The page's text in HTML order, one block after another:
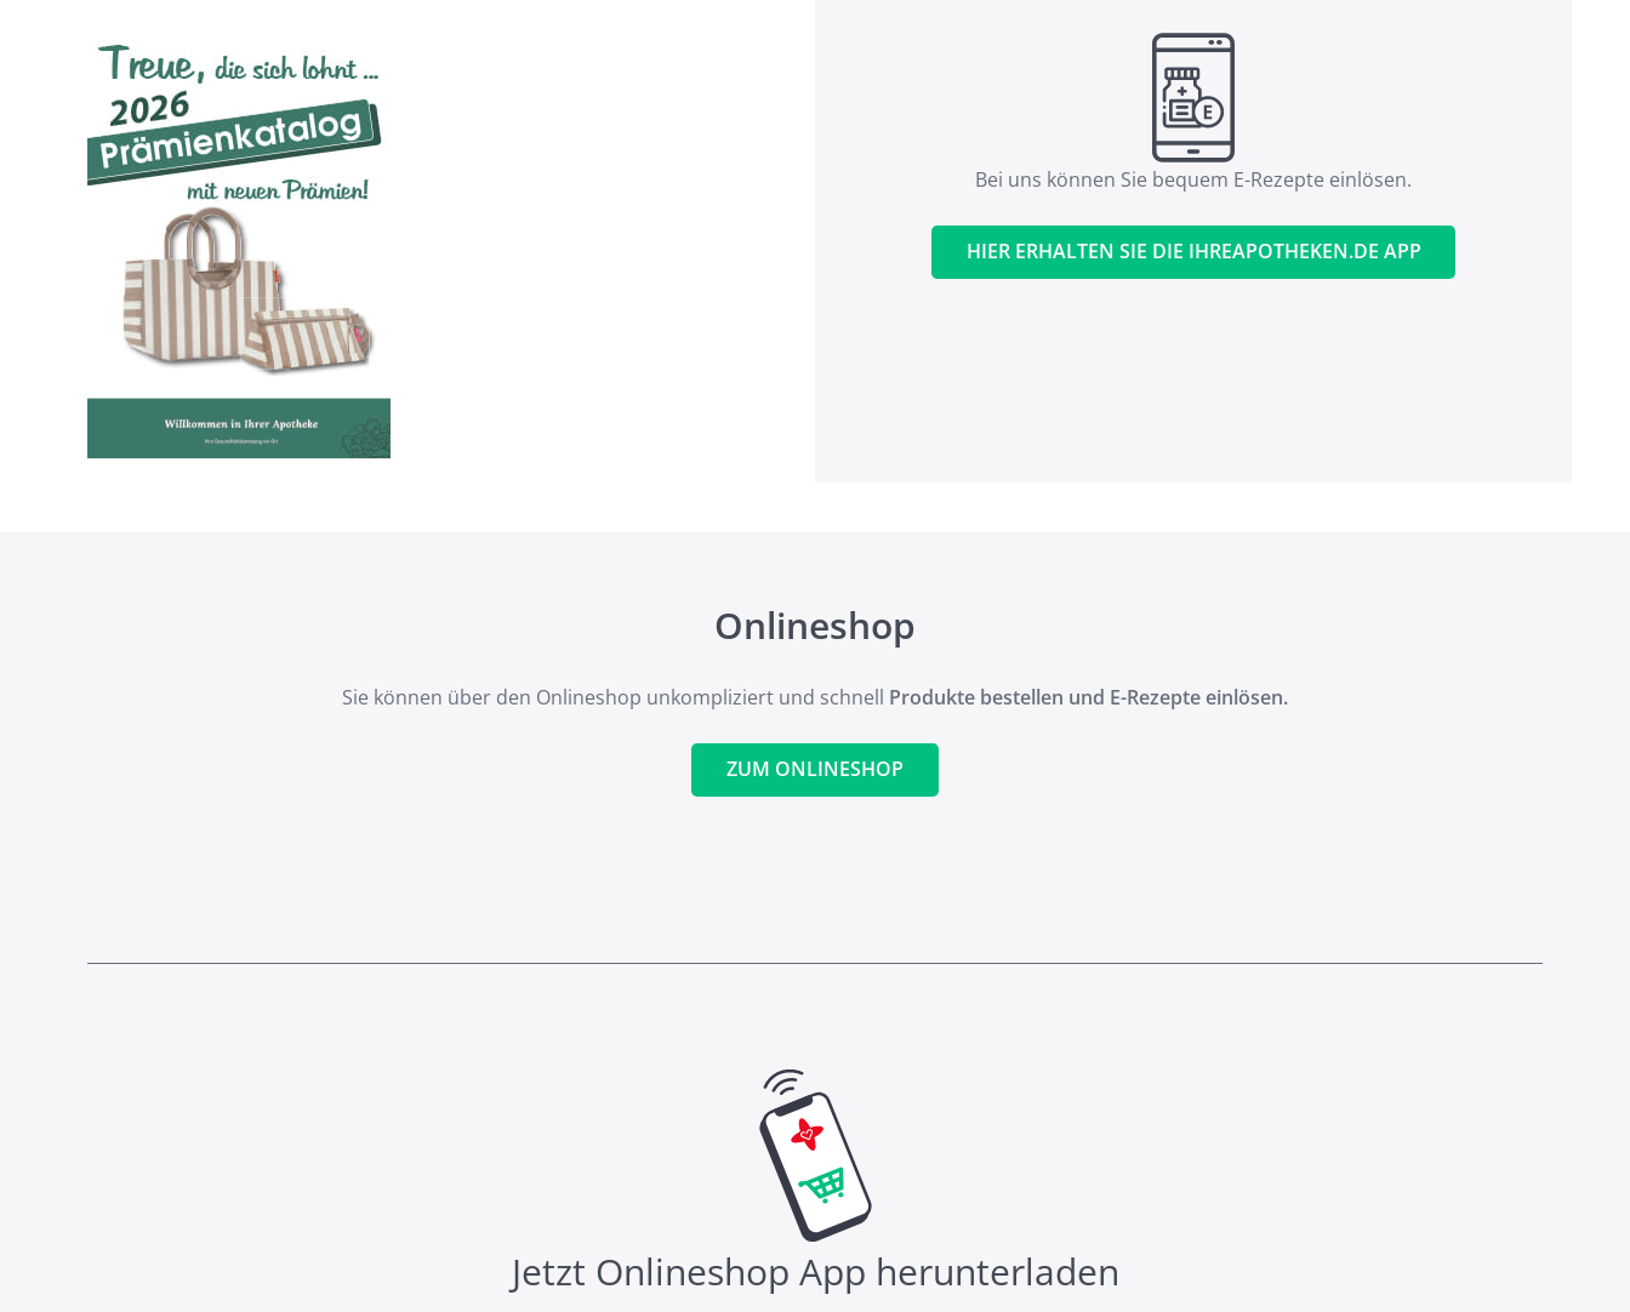
Bei uns können Sie bequem E-Rezepte einlösen.
HIER ERHALTEN SIE DIE IHREAPOTHEKEN.DE APP
Onlineshop
Sie können über den Onlineshop unkompliziert und schnell Produkte bestellen und E-Rezepte einlösen.
ZUM ONLINESHOP
Jetzt Onlineshop App herunterladen